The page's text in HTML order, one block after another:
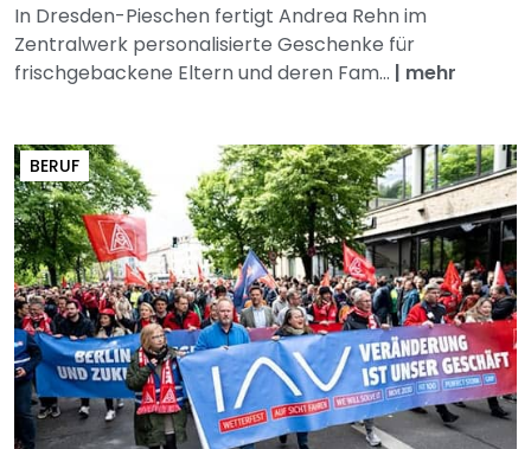
In Dresden-Pieschen fertigt Andrea Rehn im
Zentralwerk personalisierte Geschenke für
frischgebackene Eltern und deren Fam... | mehr
BERUF